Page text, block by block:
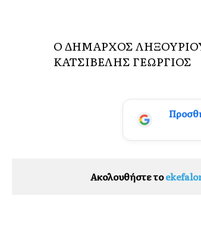
Ο ΔΗΜΑΡΧΟΣ
ΚΑΤΣΙΒΕΛΗΣ ΓΕΩΡΓΙΟΣ
Ακολουθήστε το